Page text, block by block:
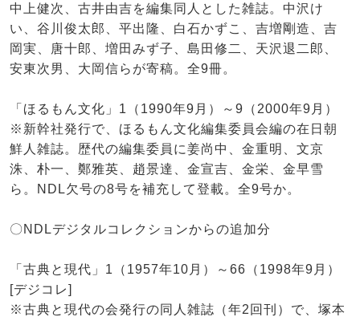
中上健次、古井由吉を編集同人とした雑誌。中沢け
い、谷川俊太郎、平出隆、白石かずこ、吉増剛造、吉
岡実、唐十郎、増田みず子、島田修二、天沢退二郎、
安東次男、大岡信らが寄稿。全9冊。
「ほるもん文化」1（1990年9月）～9（2000年9月）
※新幹社発行で、ほるもん文化編集委員会編の在日朝
鮮人雑誌。歴代の編集委員に姜尚中、金重明、文京
洙、朴一、鄭雅英、趙景達、金宣吉、金栄、金早雪
ら。NDL欠号の8号を補充して登載。全9号か。
〇NDLデジタルコレクションからの追加分
「古典と現代」1（1957年10月）～66（1998年9月）
[デジコレ]
※古典と現代の会発行の同人雑誌（年2回刊）で、塚本